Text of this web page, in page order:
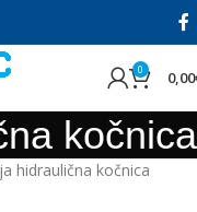
0 0,00
kočnica
hidraulična kočnica